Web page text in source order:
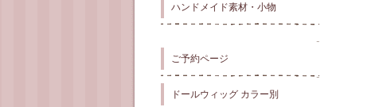
ハンドメイド素材・小物
ご予約ページ
ドールウィッグ カラー別